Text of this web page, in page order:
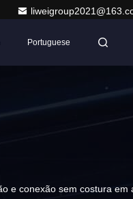
Portuguese
e conexão sem costura